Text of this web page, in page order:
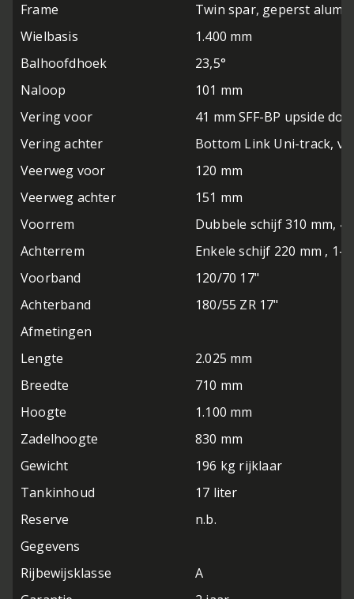
Frame
Twin spar, geperst
Wielbasis
1.400 mm
Balhoofdhoek
23,5°
Naloop
101 mm
Vering voor
41 mm SFF-BP upside
Vering achter
Bottom Link Uni-track,
Veerweg voor
120 mm
Veerweg achter
151 mm
Voorrem
Dubbele schijf 310 mm,
Achterrem
Enkele schijf 220 mm , 1-
Voorband
120/70 17"
Achterband
180/55 ZR 17"
Afmetingen
Lengte
2.025 mm
Breedte
710 mm
Hoogte
1.100 mm
Zadelhoogte
830 mm
Gewicht
196 kg rijklaar
Tankinhoud
17 liter
Reserve
n.b.
Gegevens
Rijbewijsklasse
A